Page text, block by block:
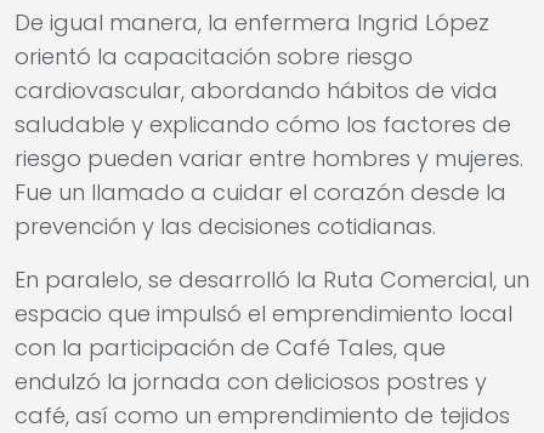
De igual manera, la enfermera Ingrid López
orientó la capacitación sobre riesgo
cardiovascular, abordando hábitos de vida
saludable y explicando cómo los factores de
riesgo pueden variar entre hombres y mujeres.
Fue un llamado a cuidar el corazón desde la
prevención y las decisiones cotidianas.
En paralelo, se desarrolló la Ruta Comercial, un
espacio que impulsó el emprendimiento local
con la participación de Café Tales, que
endulzó la jornada con deliciosos postres y
café, así como un emprendimiento de tejidos